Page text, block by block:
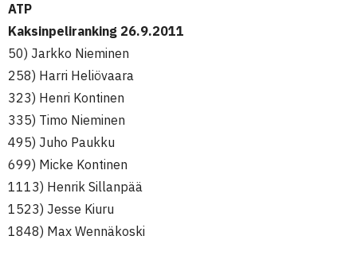
ATP
Kaksinpeliranking 26.9.2011
50) Jarkko Nieminen
258) Harri Heliövaara
323) Henri Kontinen
335) Timo Nieminen
495) Juho Paukku
699) Micke Kontinen
1113) Henrik Sillanpää
1523) Jesse Kiuru
1848) Max Wennäkoski